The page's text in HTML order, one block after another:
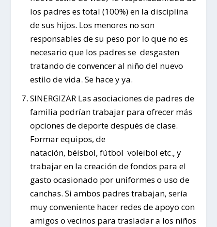
los padres es total (100%) en la disciplina
de sus hijos. Los menores no son
responsables de su peso por lo que no es
necesario que los padres se desgasten
tratando de convencer al niño del nuevo
estilo de vida. Se hace y ya.
SINERGIZAR Las asociaciones de padres de
familia podrían trabajar para ofrecer más
opciones de deporte después de clase.
Formar equipos, de
natación, béisbol, fútbol voleibol etc., y
trabajar en la creación de fondos para el
gasto ocasionado por uniformes o uso de
canchas. Si ambos padres trabajan, sería
muy conveniente hacer redes de apoyo con
amigos o vecinos para trasladar a los niños